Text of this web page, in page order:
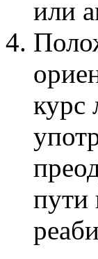
или
курс
пути